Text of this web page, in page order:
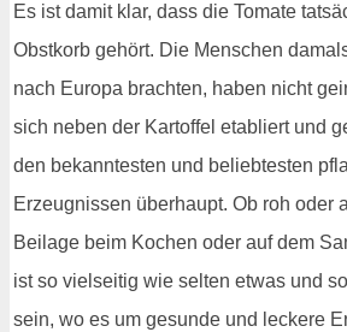
Es ist damit klar, dass die Tomate
Obstkorb gehört. Die Menschen
nach Europa brachten, haben nicht
sich neben der Kartoffel etabliert und
den bekanntesten und beliebtesten
Erzeugnissen überhaupt. Ob roh oder
Beilage beim Kochen oder auf dem
ist so vielseitig wie selten etwas und
sein, wo es um gesunde und leckere